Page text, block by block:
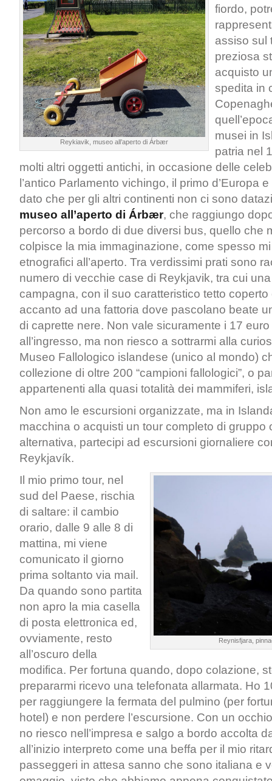
Reykiavik, museo all’aperto di Árbær
fiordo,
assiso sul
preziosa
acquisto
spedita in
musei in
patria nel
molti altri oggetti antichi, in occasione delle
l’antico Parlamento vichingo, il primo d’Europa
dato che per gli altri continenti non ci sono
museo all’aperto di Árbær, che raggiungo
percorso a bordo di due diversi bus, quello che
colpisce la mia immaginazione, come spesso
etnografici all’aperto. Tra verdissimi prati sono
numero di vecchie case di Reykjavik, tra cui
campagna, con il suo caratteristico tetto
accanto ad una fattoria dove pascolano beate
di caprette nere. Non vale sicuramente i 17
all’ingresso, ma non riesco a sottrarmi alla
Museo Fallologico islandese (unico al mondo)
collezione di oltre 200 “campioni fallologici”, o
appartenenti alla quasi totalità dei mammiferi,
Non amo le escursioni organizzate, ma in
macchina o acquisti un tour completo di gruppo
alternativa, partecipi ad escursioni giornaliere
Reykjavík.
Reynisfjara,
Il mio primo tour, nel
sud del Paese, rischia
di saltare: il cambio
orario, dalle 9 alle 8 di
mattina, mi viene
comunicato il giorno
prima soltanto via mail.
Da quando sono partita
non apro la mia casella
di posta elettronica ed,
ovviamente, resto
all’oscuro della
modifica. Per fortuna quando, dopo colazione,
prepararmi ricevo una telefonata allarmata. Ho
per raggiungere la fermata del pulmino (per
hotel) e non perdere l’escursione. Con un
no riesco nell’impresa e salgo a bordo accolta
all’inizio interpreto come una beffa per il mio
passeggeri in attesa sanno che sono italiana e